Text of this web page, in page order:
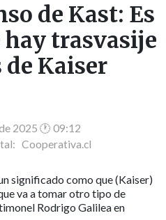
de Kast: Es
trasvasije
de Kaiser
2025 🕐 09:12
Cooperativa.cl
significado como que (Kaiser)
va a tomar otro tipo de
Rodrigo Galilea en